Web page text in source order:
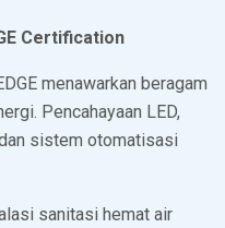
Certification
menawarkan beragam
Pencahayaan LED,
sistem otomatisasi
sanitasi hemat air